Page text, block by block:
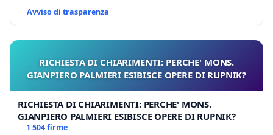
Avviso di trasparenza
RICHIESTA DI CHIARIMENTI: PERCHE' MONS.
GIANPIERO PALMIERI ESIBISCE OPERE DI RUPNIK?
RICHIESTA DI CHIARIMENTI: PERCHE' MONS.
GIANPIERO PALMIERI ESIBISCE OPERE DI RUPNIK?
1 504 firme